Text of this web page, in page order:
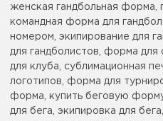
женская гандбольная форма,
командная форма для
номером, экипирование для
для гандболистов, форма
для клуба, сублимационная
логотипов, форма для
форма, купить беговую
для бега, экипировка для